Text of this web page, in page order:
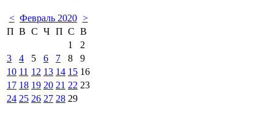
< Февраль 2020 >
П В С Ч П С В
1
2
3
4 5 6 7 8
9
10 11 12 13 14 15 16
17 18 19 20 21 22 23
24 25 26 27 28 29